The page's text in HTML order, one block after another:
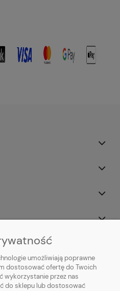
umożliwiają poprawne
dostosować ofertę do Twoich
wykorzystanie przez nas
do sklepu lub dostosować